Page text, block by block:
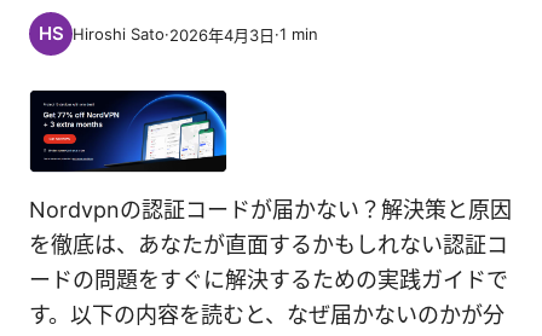
Hiroshi Sato·2026年4月3日·1 min
Nordvpnの認証コードが届かない？解決策と原因
を徹底は、あなたが直面するかもしれない認証コ
ードの問題をすぐに解決するための実践ガイドで
す。以下の内容を読むと、なぜ届かないのかが分